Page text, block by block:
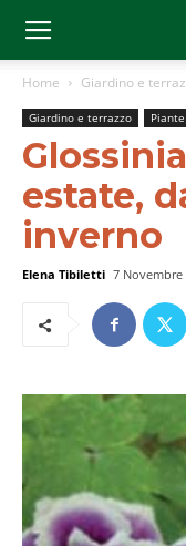
Home Giardino e
Giardino e terrazzo
estate,
inverno
Elena Tibiletti 7 Novembre